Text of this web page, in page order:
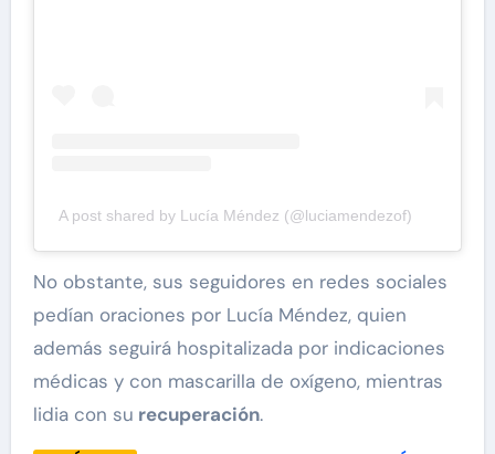
A post shared by Lucía Méndez (@luciamendezof)
No obstante, sus seguidores en redes sociales
pedían oraciones por Lucía Méndez, quien
además seguirá hospitalizada por indicaciones
médicas y con mascarilla de oxígeno, mientras
lidia con su recuperación.